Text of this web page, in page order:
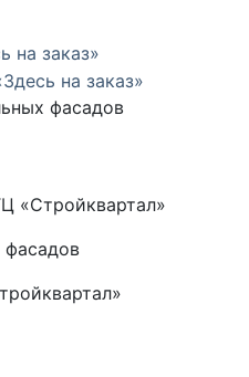
фасадов
«Стройквартал»